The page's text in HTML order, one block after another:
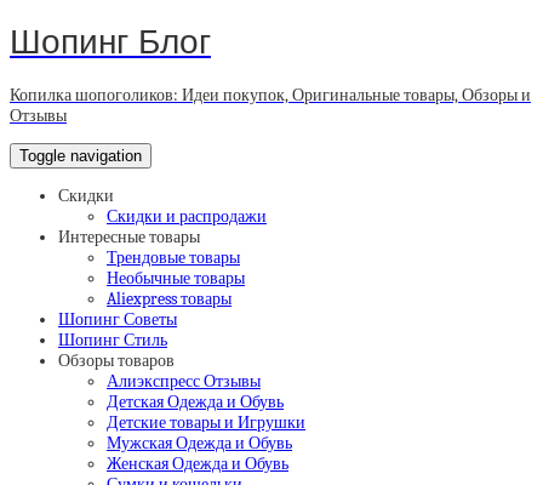
Шопинг Блог
Копилка шопоголиков: Идеи покупок, Оригинальные товары, Обзоры и
Отзывы
Toggle navigation
Скидки
Скидки и распродажи
Интересные товары
Трендовые товары
Необычные товары
Aliexpress товары
Шопинг Советы
Шопинг Стиль
Обзоры товаров
Алиэкспресс Отзывы
Детская Одежда и Обувь
Детские товары и Игрушки
Мужская Одежда и Обувь
Женская Одежда и Обувь